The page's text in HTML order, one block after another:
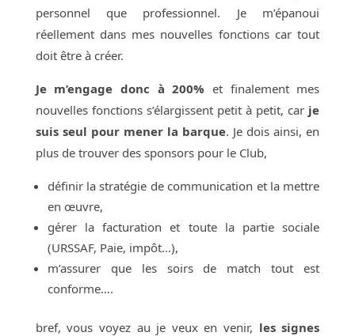
personnel que professionnel. Je m’épanoui
réellement dans mes nouvelles fonctions car tout
doit être à créer.
Je m’engage donc à 200% et finalement mes
nouvelles fonctions s’élargissent petit à petit, car je
suis seul pour mener la barque. Je dois ainsi, en
plus de trouver des sponsors pour le Club,
définir la stratégie de communication et la mettre
en œuvre,
gérer la facturation et toute la partie sociale
(URSSAF, Paie, impôt…),
m’assurer que les soirs de match tout est
conforme….
bref, vous voyez au je veux en venir, les signes